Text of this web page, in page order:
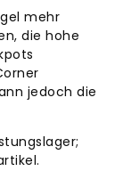
mehr
die hohe
jedoch die